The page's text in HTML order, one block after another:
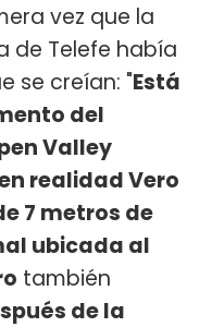
vez que la
de Telefe había
se creían: "Está
del
Valley
realidad Vero
7 metros de
ubicada al
también
de la